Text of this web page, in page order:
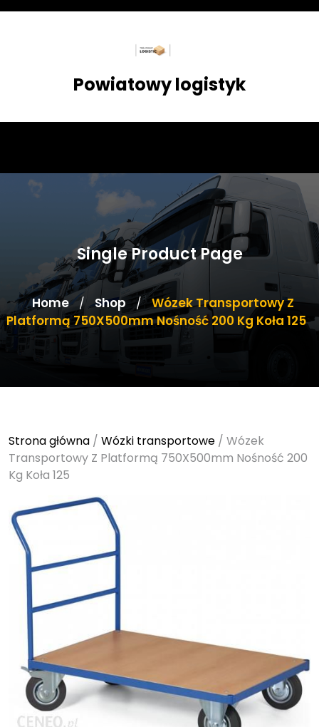
Skip
Powiatowy logistyk
Single Product Page
Home / Shop / Wózek Transportowy Z
Platformą 750X500mm Nośność 200 Kg Koła 125
Strona główna / Wózki transportowe / Wózek
Transportowy Z Platformą 750X500mm Nośność 200
Kg Koła 125